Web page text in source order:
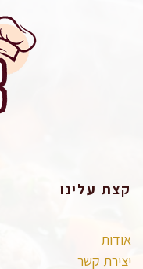
קצת עלינו
אודות
יצירת קשר